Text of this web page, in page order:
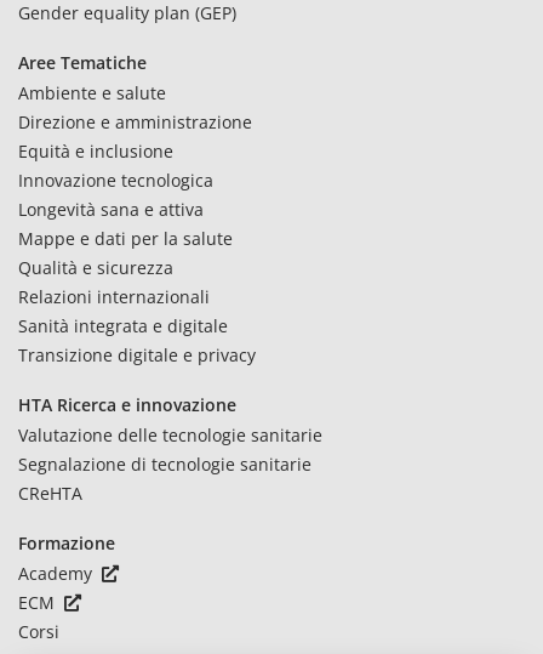
Gender equality plan (GEP)
Aree Tematiche
Ambiente e salute
Direzione e amministrazione
Equità e inclusione
Innovazione tecnologica
Longevità sana e attiva
Mappe e dati per la salute
Qualità e sicurezza
Relazioni internazionali
Sanità integrata e digitale
Transizione digitale e privacy
HTA Ricerca e innovazione
Valutazione delle tecnologie sanitarie
Segnalazione di tecnologie sanitarie
CReHTA
Formazione
Academy
ECM
Corsi